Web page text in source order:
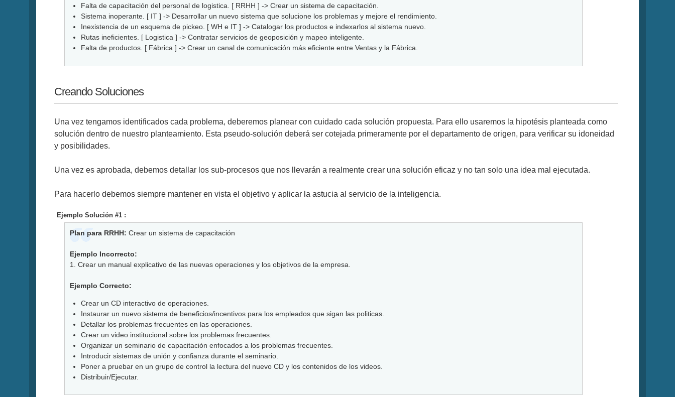
Falta de capacitación del personal de logistica. [ RRHH ] -> Crear un sistema de capacitación.
Sistema inoperante. [ IT ] -> Desarrollar un nuevo sistema que solucione los problemas y mejore el rendimiento.
Inexistencia de un esquema de pickeo. [ WH e IT ] -> Catalogar los productos e indexarlos al sistema nuevo.
Rutas ineficientes. [ Logistica ] -> Contratar servicios de geoposición y mapeo inteligente.
Falta de productos. [ Fábrica ] -> Crear un canal de comunicación más eficiente entre Ventas y la Fábrica.
Creando Soluciones
Una vez tengamos identificados cada problema, deberemos planear con cuidado cada solución propuesta. Para ello usaremos la hipotésis planteada como
solución dentro de nuestro planteamiento. Esta pseudo-solución deberá ser cotejada primeramente por el departamento de origen, para verificar su idoneidad
y posibilidades.
Una vez es aprobada, debemos detallar los sub-procesos que nos llevarán a realmente crear una solución eficaz y no tan solo una idea mal ejecutada.
Para hacerlo debemos siempre mantener en vista el objetivo y aplicar la astucia al servicio de la inteligencia.
Ejemplo Solución #1 :
Plan para RRHH: Crear un sistema de capacitación
Ejemplo Incorrecto:
1. Crear un manual explicativo de las nuevas operaciones y los objetivos de la empresa.
Ejemplo Correcto:
Crear un CD interactivo de operaciones.
Instaurar un nuevo sistema de beneficios/incentivos para los empleados que sigan las politicas.
Detallar los problemas frecuentes en las operaciones.
Crear un video institucional sobre los problemas frecuentes.
Organizar un seminario de capacitación enfocados a los problemas frecuentes.
Introducir sistemas de unión y confianza durante el seminario.
Poner a pruebar en un grupo de control la lectura del nuevo CD y los contenidos de los videos.
Distribuir/Ejecutar.